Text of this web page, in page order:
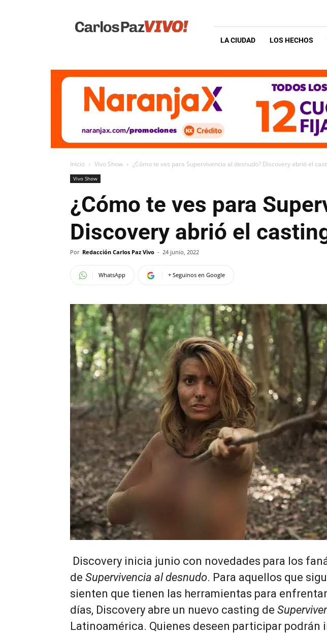
Vivo
LA CIUDAD LOS HECHOS
Inicio Vivo Show ¿Cómo te ves para Supervivencia al desnudo? Discovery abrió el
Vivo Show
¿Cómo te ves para
Discovery abrió el
Por Redacción Carlos Paz Vivo - 24 junio, 2022
WhatsApp + Seguinos en Google
Discovery inicia junio con novedades para los
de Supervivencia al desnudo. Para aquellos que
sienten que tienen las herramientas para
días, Discovery abre un nuevo casting de
Latinoamérica. Quienes deseen participar podrán